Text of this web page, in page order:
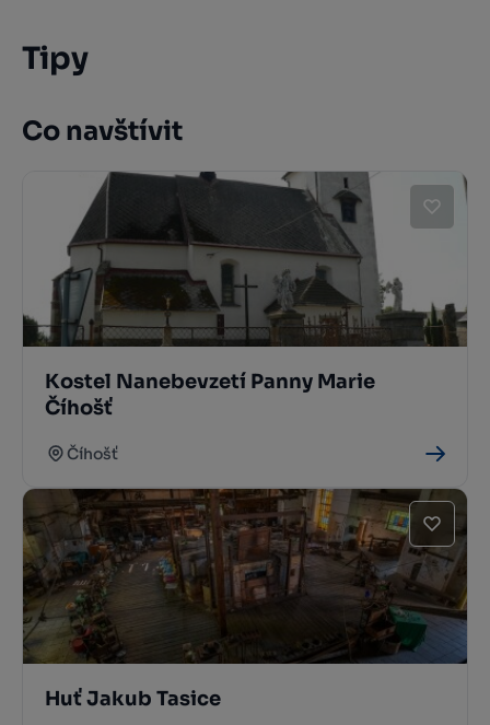
Tipy
Co navštívit
Kostel Nanebevzetí Panny Marie
Číhošť
Číhošť
Huť Jakub Tasice